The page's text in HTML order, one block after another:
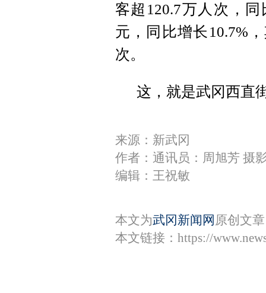
客超120.7万人次，
元，同比增长10.7%
次。
这，就是武冈西直
来源：新武冈
作者：通讯员：周旭芳 摄
编辑：王祝敏
本文为武冈新闻网 原创文
本文链接： https://